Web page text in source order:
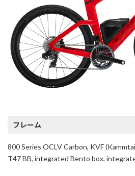
フレーム
800 Series OCLV Carbon, KVF
T47 BB, integrated Bento box,